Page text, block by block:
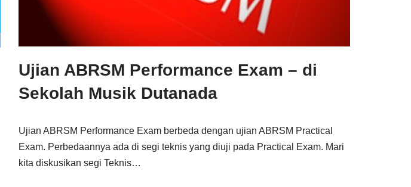
Ujian ABRSM Performance Exam – di
Sekolah Musik Dutanada
Ujian ABRSM Performance Exam berbeda dengan ujian ABRSM Practical
Exam. Perbedaannya ada di segi teknis yang diuji pada Practical Exam. Mari
kita diskusikan segi Teknis…